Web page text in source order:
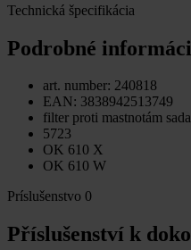
Technická špecifikácia
Podrobné
art. number: 240818
EAN: 3838942513749
filter proti mastnotám
5723
OK 610 X
OK 610 W
Príslušenstvo 0
Příslušenství k